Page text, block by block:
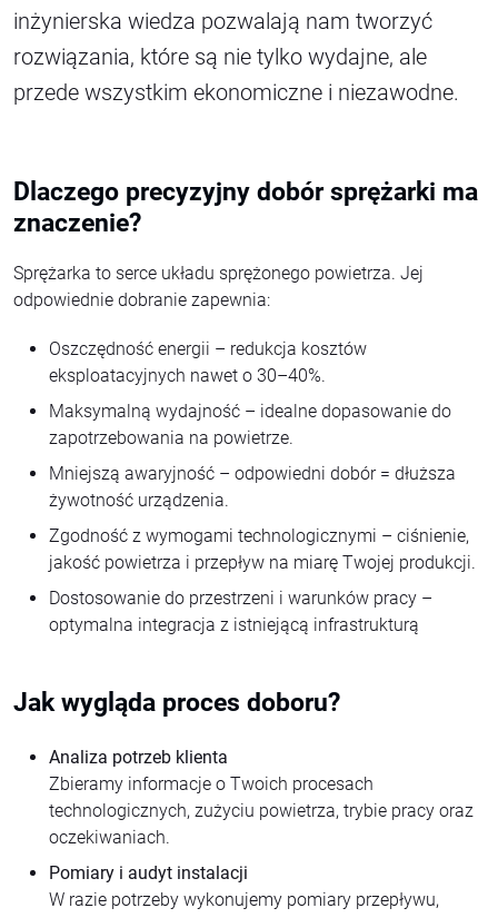
inżynierska wiedza pozwalają nam tworzyć
rozwiązania, które są nie tylko wydajne, ale
przede wszystkim ekonomiczne i niezawodne.
Dlaczego precyzyjny dobór sprężarki ma
znaczenie?
Sprężarka to serce układu sprężonego powietrza. Jej
odpowiednie dobranie zapewnia:
Oszczędność energii – redukcja kosztów
eksploatacyjnych nawet o 30–40%.
Maksymalną wydajność – idealne dopasowanie do
zapotrzebowania na powietrze.
Mniejszą awaryjność – odpowiedni dobór = dłuższa
żywotność urządzenia.
Zgodność z wymogami technologicznymi – ciśnienie,
jakość powietrza i przepływ na miarę Twojej produkcji.
Dostosowanie do przestrzeni i warunków pracy –
optymalna integracja z istniejącą infrastrukturą
Jak wygląda proces doboru?
Analiza potrzeb klienta
Zbieramy informacje o Twoich procesach
technologicznych, zużyciu powietrza, trybie pracy oraz
oczekiwaniach.
Pomiary i audyt instalacji
W razie potrzeby wykonujemy pomiary przepływu,